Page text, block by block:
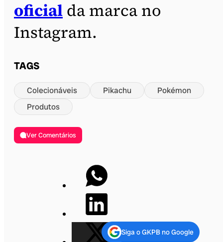
oficial da marca no
Instagram.
TAGS
Colecionáveis Pikachu
Pokémon
Produtos
Ver Comentários
Siga o GKPB no Google